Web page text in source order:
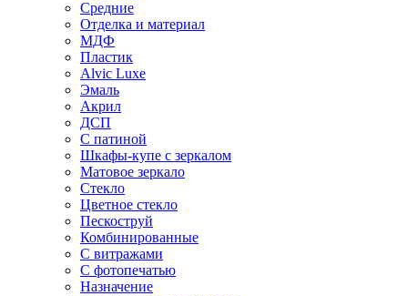
Средние
Отделка и материал
МДФ
Пластик
Alvic Luxe
Эмаль
Акрил
ДСП
С патиной
Шкафы-купе с зеркалом
Матовое зеркало
Стекло
Цветное стекло
Пескоструй
Комбинированные
С витражами
С фотопечатью
Назначение